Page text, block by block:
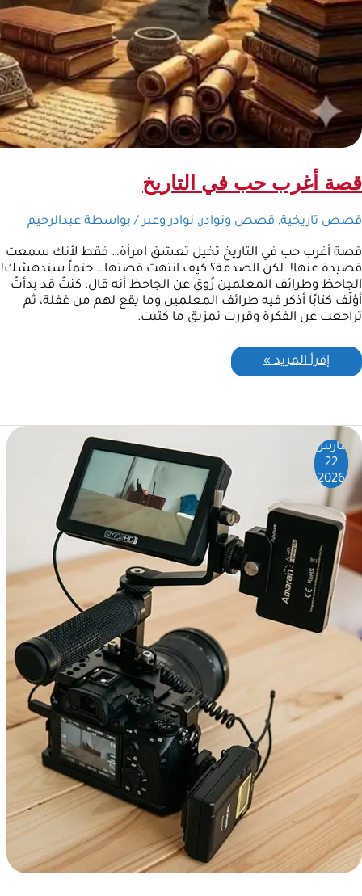
قصة أغرب حب في التاريخ
قصص تاريخية, قصص ونوادر, نوادر وعبر / بواسطة عبدالرحيم
قصة أغرب حب في التاريخ تخيل تعشق امرأة… فقط لأنك سمعت
قصيدة عنها! لكن الصدمة؟ كيف انتهت قصتها… حتماً ستدهشك!
الجاحظ وطرائف المعلمين رُوِيَ عن الجاحظ أنه قال: كنتُ قد بدأتُ
أؤلّف كتابًا أذكر فيه طرائف المعلمين وما يقع لهم من غفلة، ثم
تراجعت عن الفكرة وقررت تمزيق ما كتبت.
إقرأ المزيد »
مارس
22
2026